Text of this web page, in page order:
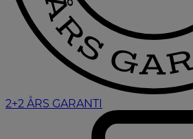
2+2 ÅRS GARANTI